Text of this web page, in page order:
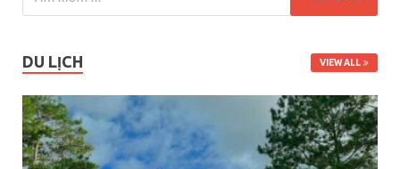
DU LỊCH VIEW ALL